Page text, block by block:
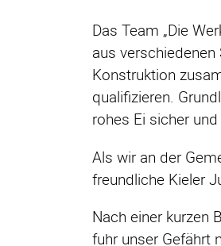
Das Team „Die
aus
Konstruktion
qualifizieren.
rohes Ei sicher
Als wir an der
freundliche Kieler
Nach einer kurzen
fuhr unser Gefährt